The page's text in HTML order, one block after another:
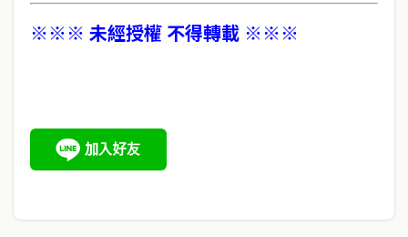
※※※ 未經授權 不得轉載 ※※※